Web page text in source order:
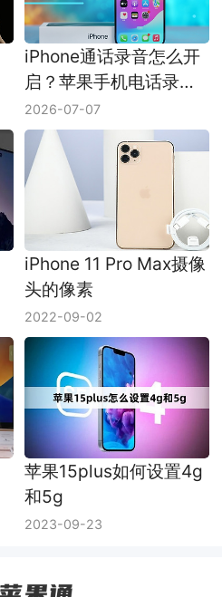
iPhone通话录音怎么开
启？苹果手机电话录音
保存在哪里
2026-07-07
iPhone 11 Pro Max摄像
头的像素
2022-09-02
苹果15plus如何设置4g
和5g
2023-09-23